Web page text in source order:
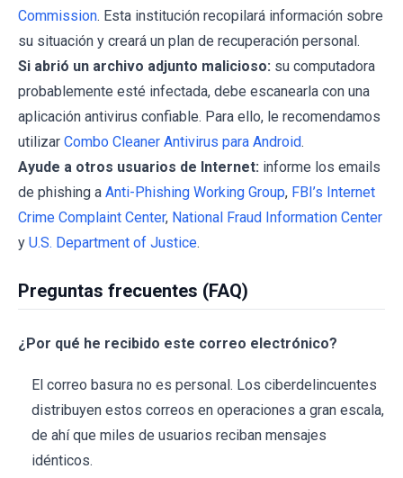
Commission. Esta institución recopilará información sobre
su situación y creará un plan de recuperación personal.
Si abrió un archivo adjunto malicioso: su computadora
probablemente esté infectada, debe escanearla con una
aplicación antivirus confiable. Para ello, le recomendamos
utilizar Combo Cleaner Antivirus para Android.
Ayude a otros usuarios de Internet: informe los emails
de phishing a Anti-Phishing Working Group, FBI’s Internet
Crime Complaint Center, National Fraud Information Center
y U.S. Department of Justice.
Preguntas frecuentes (FAQ)
¿Por qué he recibido este correo electrónico?
El correo basura no es personal. Los ciberdelincuentes
distribuyen estos correos en operaciones a gran escala,
de ahí que miles de usuarios reciban mensajes
idénticos.